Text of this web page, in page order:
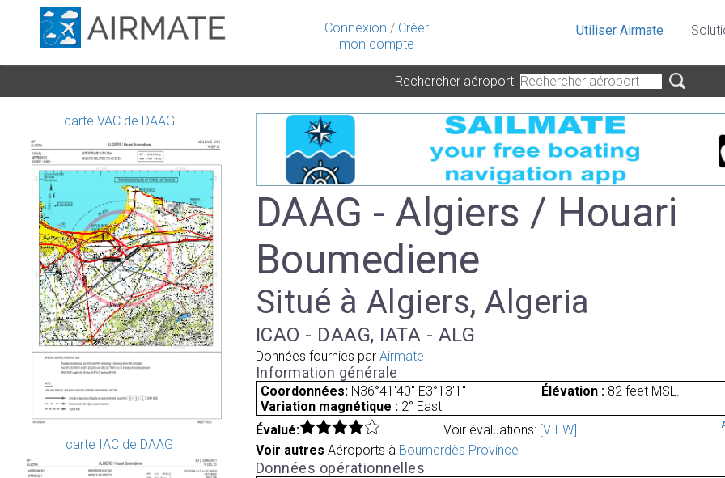
Connexion / Créer
mon compte
Utiliser Airmate
Rechercher aéroport
carte VAC de DAAG
carte IAC de DAAG
DAAG - Algiers / Houari
Boumediene
Situé à Algiers, Algeria
ICAO - DAAG, IATA - ALG
Données fournies par Airmate
Information générale
Coordonnées: N36°41'40" E3°13'1" Élévation :82 feet MSL.
Variation magnétique : 2° East
Évalué:
Voir évaluations: [VIEW]
Voir autres Aéroports à Boumerdès Province
Données opérationnelles